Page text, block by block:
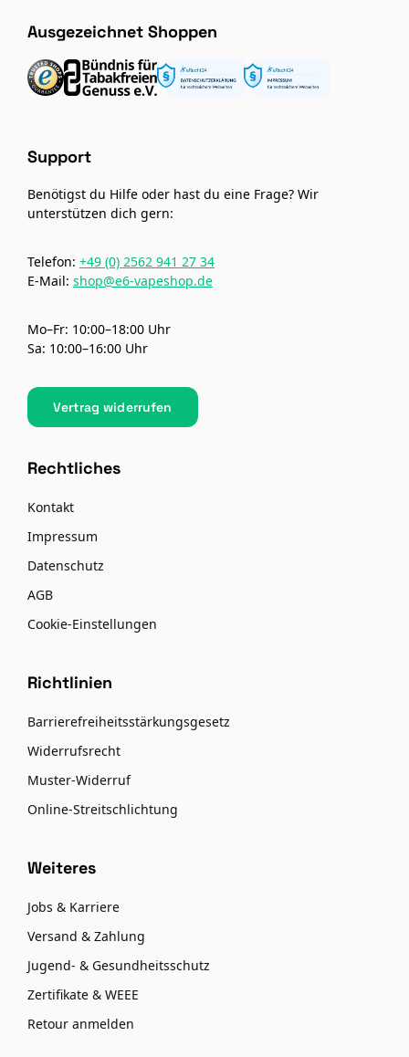
Ausgezeichnet Shoppen
Support
Benötigst du Hilfe oder hast du eine Frage? Wir
unterstützen dich gern:
Telefon: +49 (0) 2562 941 27 34
E-Mail: shop@e6-vapeshop.de
Mo–Fr: 10:00–18:00 Uhr
Sa: 10:00–16:00 Uhr
Vertrag widerrufen
Rechtliches
Kontakt
Impressum
Datenschutz
AGB
Cookie-Einstellungen
Richtlinien
Barrierefreiheitsstärkungsgesetz
Widerrufsrecht
Muster-Widerruf
Online-Streitschlichtung
Weiteres
Jobs & Karriere
Versand & Zahlung
Jugend- & Gesundheitsschutz
Zertifikate & WEEE
Retour anmelden